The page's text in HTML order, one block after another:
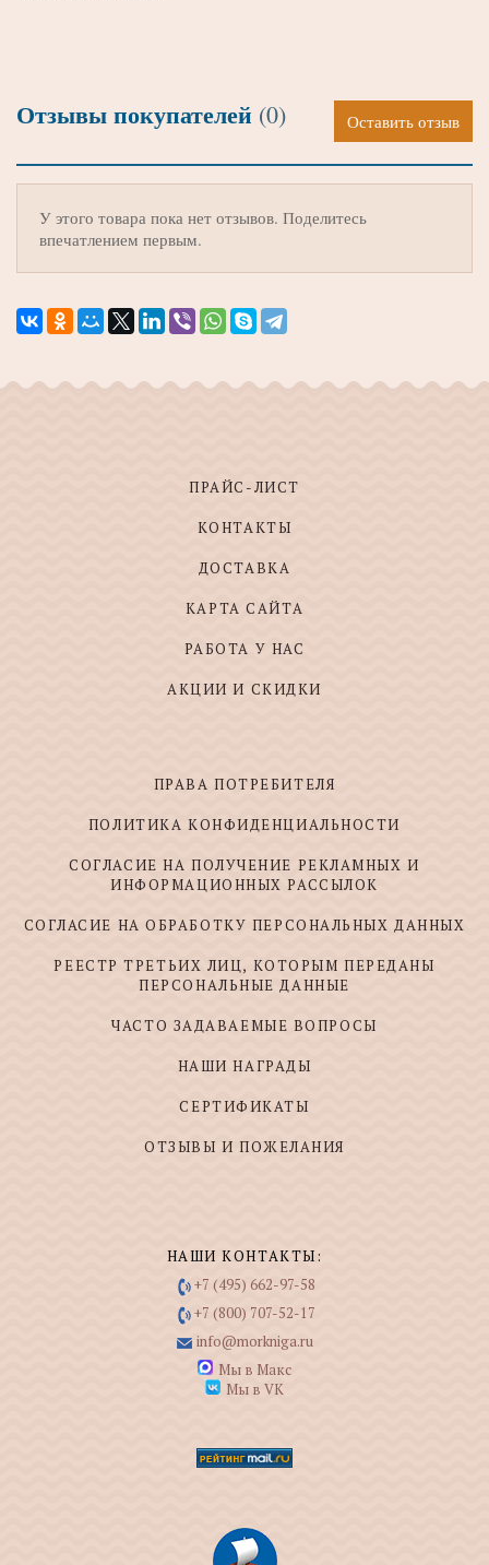
Отзывы покупателей (0) Оставить отзыв
У этого товара пока нет отзывов. Поделитесь
впечатлением первым.
ПРАЙС-ЛИСТ
КОНТАКТЫ
ДОСТАВКА
КАРТА САЙТА
РАБОТА У НАС
АКЦИИ И СКИДКИ
ПРАВА ПОТРЕБИТЕЛЯ
ПОЛИТИКА КОНФИДЕНЦИАЛЬНОСТИ
СОГЛАСИЕ НА ПОЛУЧЕНИЕ РЕКЛАМНЫХ И
ИНФОРМАЦИОННЫХ РАССЫЛОК
СОГЛАСИЕ НА ОБРАБОТКУ ПЕРСОНАЛЬНЫХ ДАННЫХ
РЕЕСТР ТРЕТЬИХ ЛИЦ, КОТОРЫМ ПЕРЕДАНЫ
ПЕРСОНАЛЬНЫЕ ДАННЫЕ
ЧАСТО ЗАДАВАЕМЫЕ ВОПРОСЫ
НАШИ НАГРАДЫ
СЕРТИФИКАТЫ
ОТЗЫВЫ И ПОЖЕЛАНИЯ
НАШИ КОНТАКТЫ:
+7 (495) 662-97-58
+7 (800) 707-52-17
info@morkniga.ru
Мы в Макс
Мы в VK